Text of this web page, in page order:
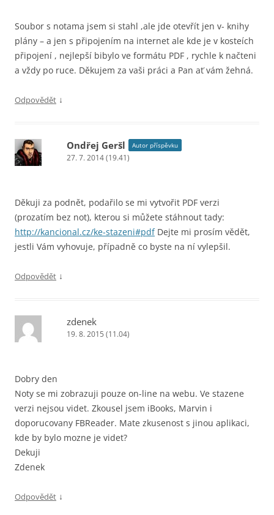
Soubor s notama jsem si stahl ,ale jde otevřít jen v- knihy
plány – a jen s připojením na internet ale kde je v kosteích
připojení , nejlepší bibylo ve formátu PDF , rychle k načteni
a vždy po ruce. Děkujem za vaši práci a Pan ať vám žehná.
Odpovědět ↓
Ondřej Geršl Autor příspěvku
27. 7. 2014 (19.41)
Děkuji za podnět, podařilo se mi vytvořit PDF verzi
(prozatím bez not), kterou si můžete stáhnout tady:
http://kancional.cz/ke-stazeni#pdfDejte mi prosím vědět,
jestli Vám vyhovuje, případně co byste na ní vylepšil.
Odpovědět ↓
zdenek
19. 8. 2015 (11.04)
Dobry den
Noty se mi zobrazuji pouze on-line na webu. Ve stazene
verzi nejsou videt. Zkousel jsem iBooks, Marvin i
doporucovany FBReader. Mate zkusenost s jinou aplikaci,
kde by bylo mozne je videt?
Dekuji
Zdenek
Odpovědět ↓